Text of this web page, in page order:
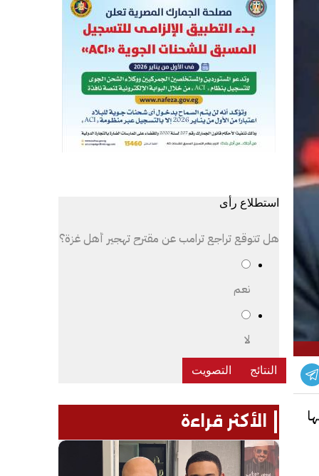
استطلاع رأى
هل تتوقع تراجع ترامب عن مقترح تهجير أهل غزة؟
نعم
لا
الأكثر قراءة